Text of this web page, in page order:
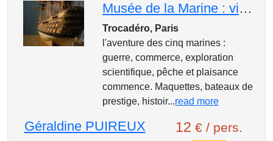
Musée de la Marine : visite-guidée dans les collections permanentes
Trocadéro, Paris
l'aventure des cinq marines :
guerre, commerce, exploration
scientifique, pêche et plaisance
commence. Maquettes, bateaux de
prestige, histoir...read more
Géraldine PUIREUX 12 € / pers.